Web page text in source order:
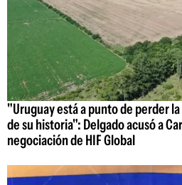
"Uruguay está a punto de perder
de su historia": Delgado acusó a
negociación de HIF Global